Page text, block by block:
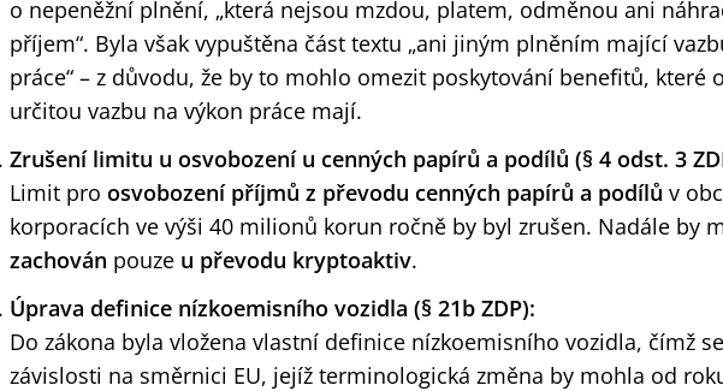
o nepeněžní plnění, „která nejsou mzdou, platem, odměnou ani
příjem“. Byla však vypuštěna část textu „ani jiným plněním mající
práce“ – z důvodu, že by to mohlo omezit poskytování benefitů, které
určitou vazbu na výkon práce mají.
Zrušení limitu u osvobození u cenných papírů a podílů (§ 4 odst. 3
Limit pro osvobození příjmů z převodu cenných papírů a podílů v
korporacích ve výši 40 milionů korun ročně by byl zrušen. Nadále by
zachován pouze u převodu kryptoaktiv.
Úprava definice nízkoemisního vozidla (§ 21b ZDP):
Do zákona byla vložena vlastní definice nízkoemisního vozidla, čímž
závislosti na směrnici EU, jejíž terminologická změna by mohla od